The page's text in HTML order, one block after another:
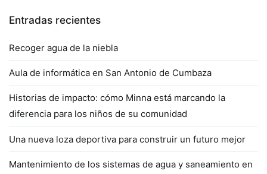
Entradas recientes
Recoger agua de la niebla
Aula de informática en San Antonio de Cumbaza
Historias de impacto: cómo Minna está marcando la
diferencia para los niños de su comunidad
Una nueva loza deportiva para construir un futuro mejor
Mantenimiento de los sistemas de agua y saneamiento en